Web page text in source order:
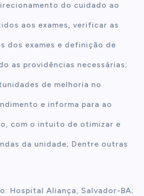
do cuidado ao
aos exames, verificar as
dos exames e definição de
as providências necessárias;
de melhoria no
e informa para ao
com o intuito de otimizar e
da unidade; Dentre outras
Hospital Aliança, Salvador-BA;